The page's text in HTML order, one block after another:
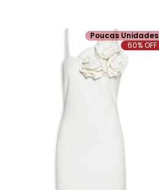
Poucas Unidades
60% OFF